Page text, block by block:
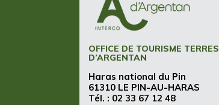
OFFICE DE TOURISME TERRES
D’ARGENTAN
Haras national du Pin
61310 LE PIN-AU-HARAS
Tél. : 02 33 67 12 48